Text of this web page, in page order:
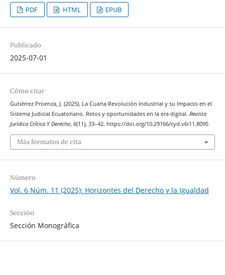
PDF HTML EPUB
Publicado
2025-07-01
Cómo citar
Gutiérrez Proenza, J. (2025). La Cuarta Revolución Industrial y su Impacto en el
Sistema Judicial Ecuatoriano. Retos y oportunidades en la era digital. Revista
Jurídica Crítica Y Derecho, 6(11), 33–42. https://doi.org/10.29166/cyd.v6i11.8095
Más formatos de cita
Número
Vol. 6 Núm. 11 (2025): Horizontes del Derecho y la Igualdad
Sección
Sección Monográfica